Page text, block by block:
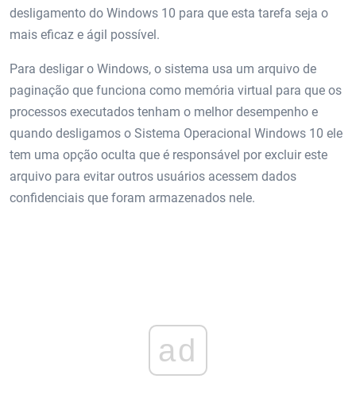
desligamento do Windows 10 para que esta tarefa seja o
mais eficaz e ágil possível.
Para desligar o Windows, o sistema usa um arquivo de
paginação que funciona como memória virtual para que os
processos executados tenham o melhor desempenho e
quando desligamos o Sistema Operacional Windows 10 ele
tem uma opção oculta que é responsável por excluir este
arquivo para evitar outros usuários acessem dados
confidenciais que foram armazenados nele.
ad